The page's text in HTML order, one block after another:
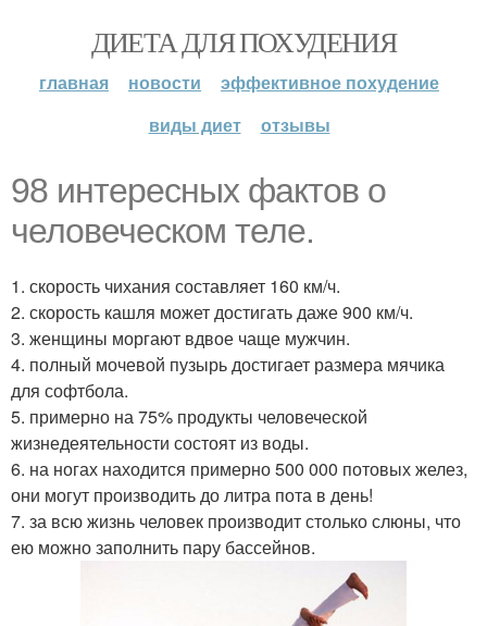
ДИЕТА ДЛЯ ПОХУДЕНИЯ
главная новости
эффективное похудение
виды диет
отзывы
98 интересных фактов о
человеческом теле.
1. скорость чихания составляет 160 км/ч.
2. скорость кашля может достигать даже 900 км/ч.
3. женщины моргают вдвое чаще мужчин.
4. полный мочевой пузырь достигает размера мячика
для софтбола.
5. примерно на 75% продукты человеческой
жизнедеятельности состоят из воды.
6. на ногах находится примерно 500 000 потовых желез,
они могут производить до литра пота в день!
7. за всю жизнь человек производит столько слюны, что
ею можно заполнить пару бассейнов.